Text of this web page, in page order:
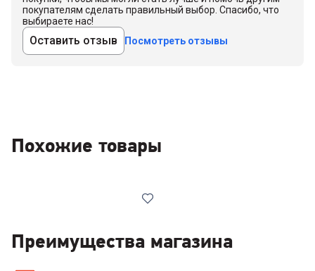
покупателям сделать правильный выбор. Спасибо, что
выбираете нас!
Оставить отзыв Посмотреть отзывы
Похожие товары
Преимущества магазина